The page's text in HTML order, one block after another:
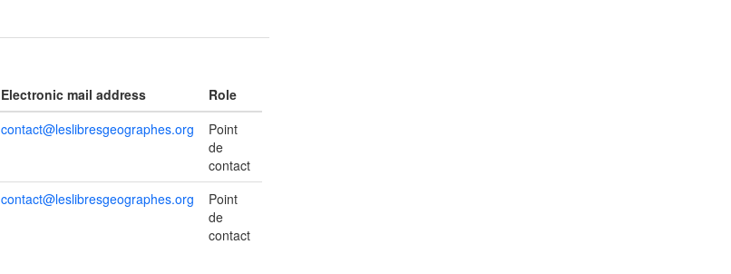
Electronic mail address
Role
contact@leslibresgeographes.org
Point
de
contact
contact@leslibresgeographes.org
Point
de
contact